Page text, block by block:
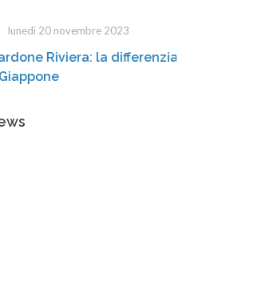
2023
differenziata «conquista»